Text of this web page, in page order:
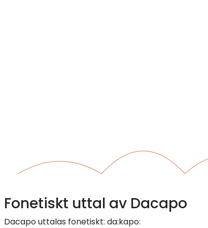
Fonetiskt uttal av Dacapo
Dacapo uttalas fonetiskt: da:kapo: